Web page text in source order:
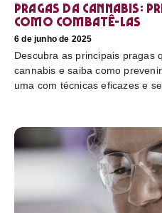
Pragas da cannabis:
como combatê-las
6 de junho de 2025
Descubra as principais pragas
cannabis e saiba como
uma com técnicas eficazes e